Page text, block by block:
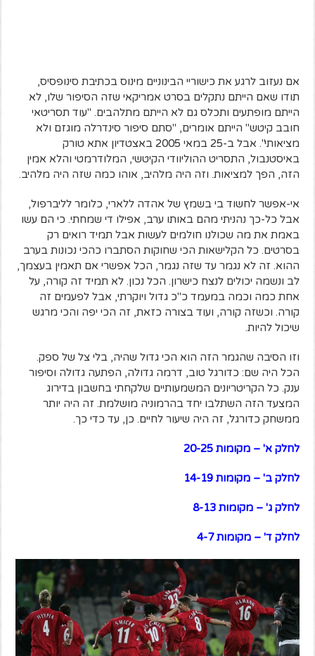
אם נעזוב לרגע את כישוריי הבינוניים מינוס בכתיבת סינופסיס,
תודו שאם הייתם נתקלים בסרט אמריקאי שזה הסיפור שלו, לא
הייתם מופתעים ותכלס גם לא הייתם מתלהבים. "עוד תסריטאי
חובב קיטש" הייתם אומרים, "סתם סיפור סינדרלה מוגזם ולא
מציאותי". אבל ב-25 במאי 2005 באצטדיון אתא טורק
באיסטנבול, התסריט ההוליוודי הקיטשי, המלודרמטי והלא אמין
הזה, הפך למציאות. וזה היה מלהיב, אוהו כמה שזה היה מלהיב.
אי-אפשר לחשוד בי בשמץ של אהדה ללארי, כלומר לליברפול,
אבל כל-כך נהניתי מהם באותו ערב, אפילו די שמחתי. כי הם עשו
באמת את מה שכולנו חולמים לעשות אבל תמיד רואים רק
בסרטים. כל הקלישאות הכי שחוקות הסתברו כהכי נכונות בערב
ההוא. זה לא נגמר עד שזה נגמר, הכל אפשרי אם תאמין בעצמך,
לב ונשמה יכולים לנצח כישרון. הכל נכון. לא תמיד זה קורה, על
אחת כמה וכמה במעמד כ"כ גדול ויוקרתי, אבל לפעמים זה
קורה. וכשזה קורה, ועוד בצורה כזאת, זה הכי יפה והכי מרגש
שיכול להיות.
וזו הסיבה שהגמר הזה הוא הכי גדול שהיה, בלי צל של ספק.
הכל היה שם: כדורגל טוב, דרמה גדולה, הפתעה גדולה וסיפור
ענק. כל הקריטריונים המשמעותיים שלקחתי בחשבון בדירוג
המצעד הזה השתלבו יחד בהרמוניה מושלמת. זה היה יותר
ממשחק כדורגל, זה היה שיעור לחיים. כן, עד כדי כך.
לחלק א' – מקומות 20-25
לחלק ב' – מקומות 14-19
לחלק ג' – מקומות 8-13
לחלק ד' – מקומות 4-7